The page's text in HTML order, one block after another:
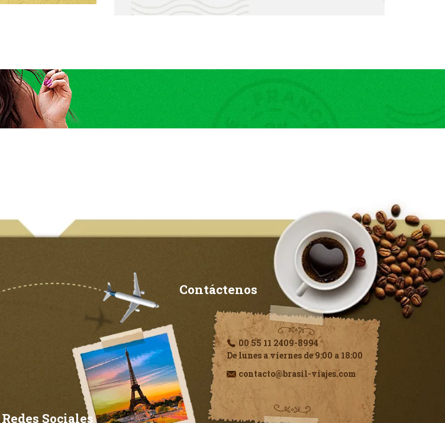
Contáctenos
00 55 11 2409-8994
De lunes a viernes de 9:00 a 18:00
contacto@brasil-viajes.com
Redes Sociales